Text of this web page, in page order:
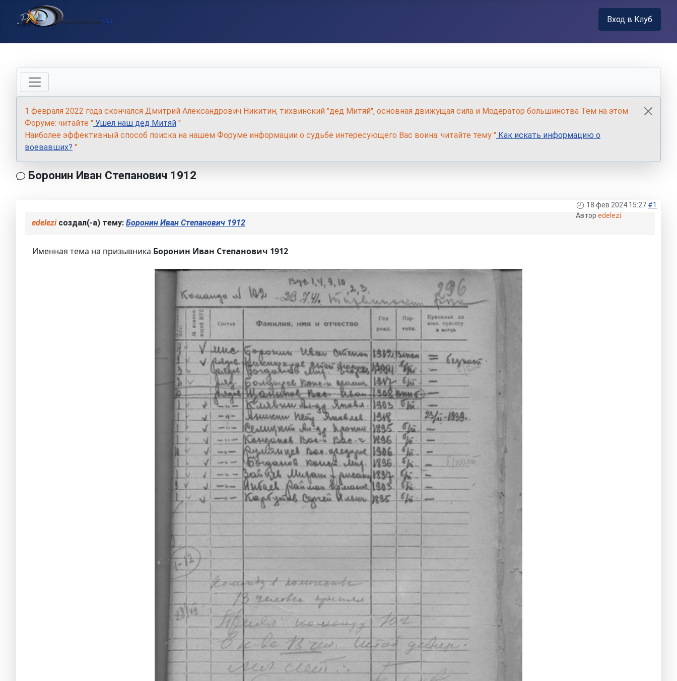
Вход в Клуб
1 февраля 2022 года скончался Дмитрий Александрович Никитин, тихвинский "дед Митяй", основная движущая сила и Модератор большинства Тем на этом
Форуме: читайте " Ушел наш дед Митяй "
Наиболее эффективный способ поиска на нашем Форуме информации о судьбе интересующего Вас воина: читайте тему " Как искать информацию о
воевавших? "
Боронин Иван Степанович 1912
18 фев 2024 15:27 #1
Автор edelezi
edeleziсоздал(-а) тему: Боронин Иван Степанович 1912
Именная тема на призывника Боронин Иван Степанович 1912